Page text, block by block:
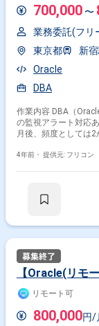
700,000 〜
業務委託(フリ
東京都
新
Oracle
DBA
作業内容 DBA（
の監視アラート対応
月後、頻度としては
4年前・ 提供元: フリコン
【Oracle(リモ
リモート可
800,000円/